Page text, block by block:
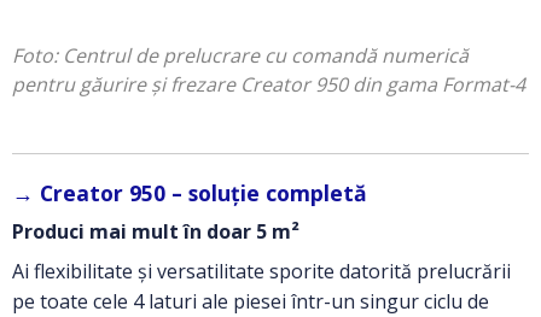
Foto: Centrul de prelucrare cu comandă numerică
pentru găurire și frezare Creator 950 din gama Format-4
→ Creator 950 – soluție completă
Produci mai mult în doar 5 m²
Ai flexibilitate și versatilitate sporite datorită prelucrării
pe toate cele 4 laturi ale piesei într-un singur ciclu de